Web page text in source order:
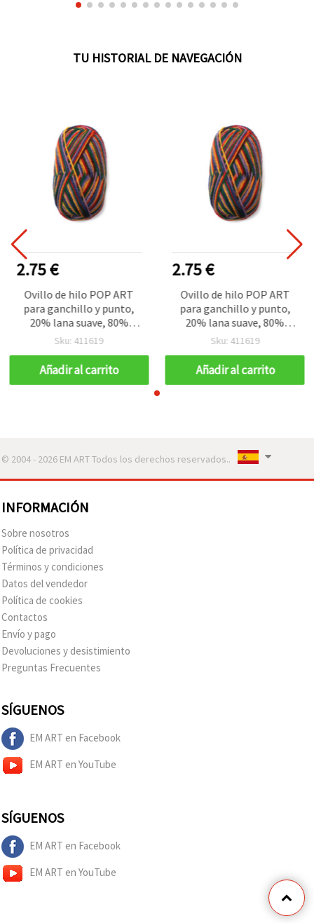
TU HISTORIAL DE NAVEGACIÓN
2.75 €
Ovillo de hilo POP ART
para ganchillo y punto,
20% lana suave, 80%
acrílico, multicolor
Sku: 411619
Añadir al carrito
2.75 €
Ovillo de hilo POP ART
para ganchillo y punto,
20% lana suave, 80%
acrílico, multicolor
Sku: 411619
Añadir al carrito
© 2004 - 2026 EM ART Todos los derechos reservados..
INFORMACIÓN
Sobre nosotros
Política de privacidad
Términos y condiciones
Datos del vendedor
Política de cookies
Contactos
Envío y pago
Devoluciones y desistimiento
Preguntas Frecuentes
SÍGUENOS
EM ART en Facebook
EM ART en YouTube
SÍGUENOS
EM ART en Facebook
EM ART en YouTube